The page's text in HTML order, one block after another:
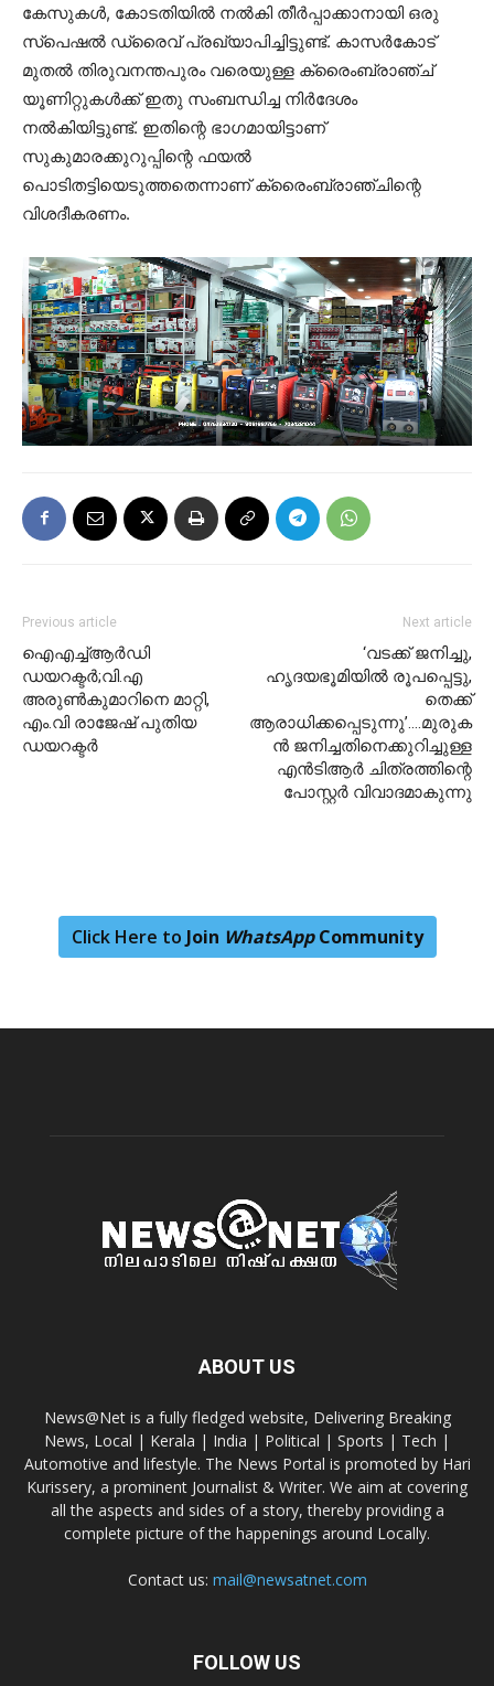
കേസുകള്‍, കോടതിയില്‍ നല്‍കി തീര്‍പ്പാക്കാനായി ഒരു
സ്പെഷല്‍ ഡ്രൈവ് പ്രഖ്യാപിച്ചിട്ടുണ്ട്. കാസര്‍കോട്
മുതല്‍ തിരുവനന്തപുരം വരെയുള്ള ക്രൈംബ്രാഞ്ച്
യൂണിറ്റുകള്‍ക്ക് ഇതു സംബന്ധിച്ച നിര്‍ദേശം
നല്‍കിയിട്ടുണ്ട്. ഇതിന്റെ ഭാഗമായിട്ടാണ്
സുകുമാരക്കുറുപ്പിന്റെ ഫയല്‍
പൊടിതട്ടിയെടുത്തതെന്നാണ് ക്രൈംബ്രാഞ്ചിന്റെ
വിശദീകരണം.
Previous article
ഐഎച്ച്ആർഡി
ഡയറക്ടർ;വി.എ
അരുൺകുമാറിനെ മാറ്റി,
എം.വി രാജേഷ് പുതിയ
ഡയറക്ടർ
Next article
‘വടക്ക് ജനിച്ചു,
ഹൃദയഭൂമിയില്‍ രൂപപ്പെട്ടു,
തെക്ക്
ആരാധിക്കപ്പെടുന്നു’….മുരുക
ന്‍ ജനിച്ചതിനെക്കുറിച്ചുള്ള
എന്‍ടിആര്‍ ചിത്രത്തിന്റെ
പോസ്റ്റര്‍ വിവാദമാകുന്നു
Click Here to Join WhatsAppCommunity
ABOUT US
News@Net is a fully fledged website, Delivering Breaking
News, Local | Kerala | India | Political | Sports | Tech |
Automotive and lifestyle. The News Portal is promoted by Hari
Kurissery, a prominent Journalist & Writer. We aim at covering
all the aspects and sides of a story, thereby providing a
complete picture of the happenings around Locally.
Contact us: mail@newsatnet.com
FOLLOW US